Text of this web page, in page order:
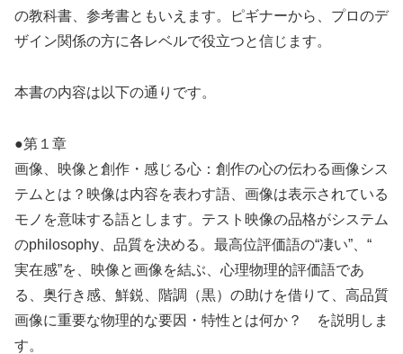
の教科書、参考書ともいえます。ピギナーから、プロのデ
ザイン関係の方に各レベルで役立つと信じます。
本書の内容は以下の通りです。
●第１章
画像、映像と創作・感じる心：創作の心の伝わる画像シス
テムとは？映像は内容を表わす語、画像は表示されている
モノを意味する語とします。テスト映像の品格がシステム
のphilosophy、品質を決める。最高位評価語の“凄い”、“
実在感”を、映像と画像を結ぶ、心理物理的評価語であ
る、奥行き感、鮮鋭、階調（黒）の助けを借りて、高品質
画像に重要な物理的な要因・特性とは何か？ を説明しま
す。